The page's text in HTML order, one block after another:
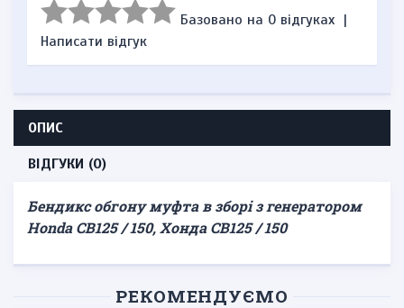
Базовано на 0 відгуках |
Написати відгук
ОПИС
ВІДГУКИ (0)
Бендикс обгону муфта в зборі з генератором
Honda CB125 / 150, Хонда CB125 / 150
РЕКОМЕНДУЄМО